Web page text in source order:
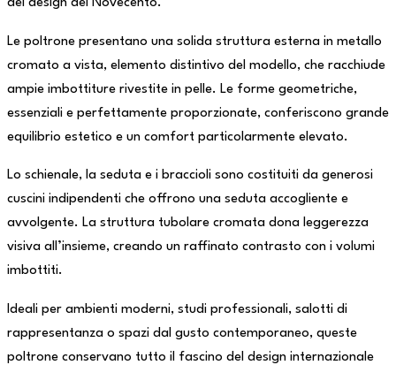
del design del Novecento.
Le poltrone presentano una solida struttura esterna in metallo
cromato a vista, elemento distintivo del modello, che racchiude
ampie imbottiture rivestite in pelle. Le forme geometriche,
essenziali e perfettamente proporzionate, conferiscono grande
equilibrio estetico e un comfort particolarmente elevato.
Lo schienale, la seduta e i braccioli sono costituiti da generosi
cuscini indipendenti che offrono una seduta accogliente e
avvolgente. La struttura tubolare cromata dona leggerezza
visiva all’insieme, creando un raffinato contrasto con i volumi
imbottiti.
Ideali per ambienti moderni, studi professionali, salotti di
rappresentanza o spazi dal gusto contemporaneo, queste
poltrone conservano tutto il fascino del design internazionale